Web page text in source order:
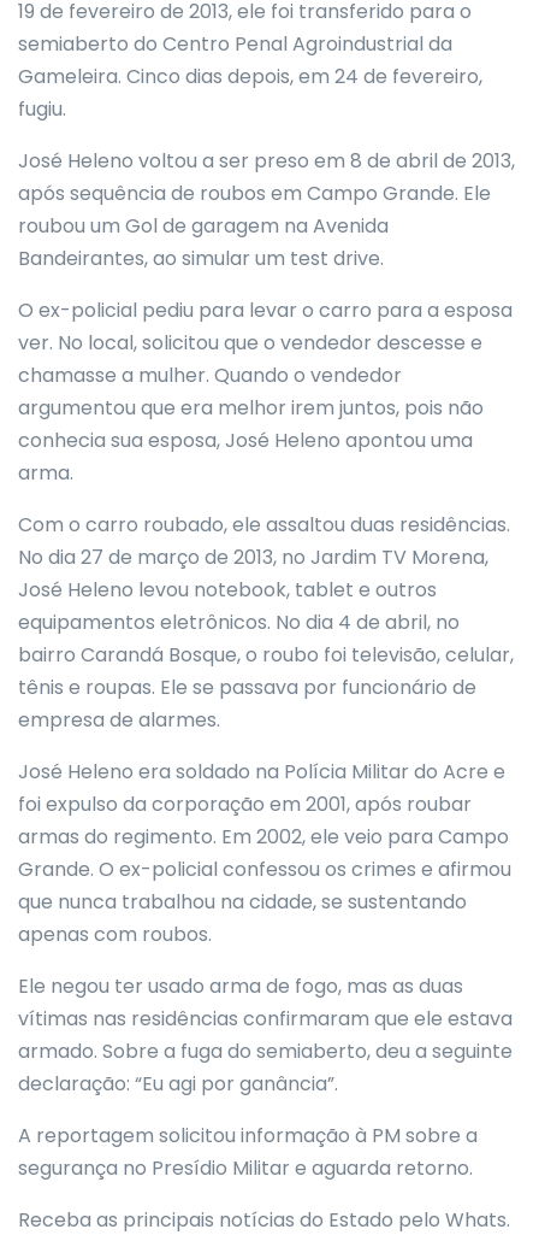
19 de fevereiro de 2013, ele foi transferido para o
semiaberto do Centro Penal Agroindustrial da
Gameleira. Cinco dias depois, em 24 de fevereiro,
fugiu.
José Heleno voltou a ser preso em 8 de abril de 2013,
após sequência de roubos em Campo Grande. Ele
roubou um Gol de garagem na Avenida
Bandeirantes, ao simular um test drive.
O ex-policial pediu para levar o carro para a esposa
ver. No local, solicitou que o vendedor descesse e
chamasse a mulher. Quando o vendedor
argumentou que era melhor irem juntos, pois não
conhecia sua esposa, José Heleno apontou uma
arma.
Com o carro roubado, ele assaltou duas residências.
No dia 27 de março de 2013, no Jardim TV Morena,
José Heleno levou notebook, tablet e outros
equipamentos eletrônicos. No dia 4 de abril, no
bairro Carandá Bosque, o roubo foi televisão, celular,
tênis e roupas. Ele se passava por funcionário de
empresa de alarmes.
José Heleno era soldado na Polícia Militar do Acre e
foi expulso da corporação em 2001, após roubar
armas do regimento. Em 2002, ele veio para Campo
Grande. O ex-policial confessou os crimes e afirmou
que nunca trabalhou na cidade, se sustentando
apenas com roubos.
Ele negou ter usado arma de fogo, mas as duas
vítimas nas residências confirmaram que ele estava
armado. Sobre a fuga do semiaberto, deu a seguinte
declaração: “Eu agi por ganância”.
A reportagem solicitou informação à PM sobre a
segurança no Presídio Militar e aguarda retorno.
Receba as principais notícias do Estado pelo Whats.